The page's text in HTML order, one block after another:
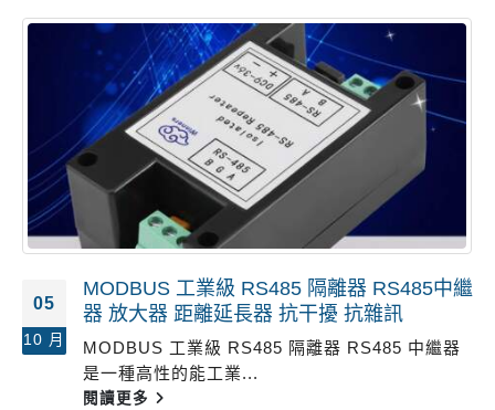
05
10 月
MODBUS 工業級 RS485 隔離器 RS485中繼
器 放大器 距離延長器 抗干擾 抗雜訊
MODBUS 工業級 RS485 隔離器 RS485 中繼器
是一種高性的能工業...
閱讀更多